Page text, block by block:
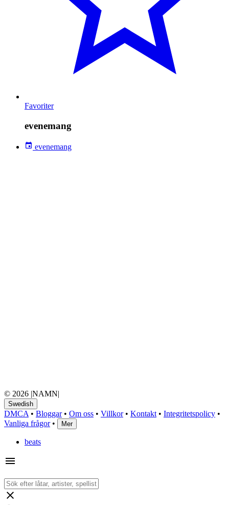
Favoriter
evenemang
evenemang
© 2026 |NAMN|
Swedish
DMCA • Bloggar• Om oss • Villkor• Kontakt • Integritetspolicy •
Vanliga frågor• Mer
beats